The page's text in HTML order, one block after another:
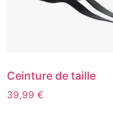
Ceinture de taille
39,99 €